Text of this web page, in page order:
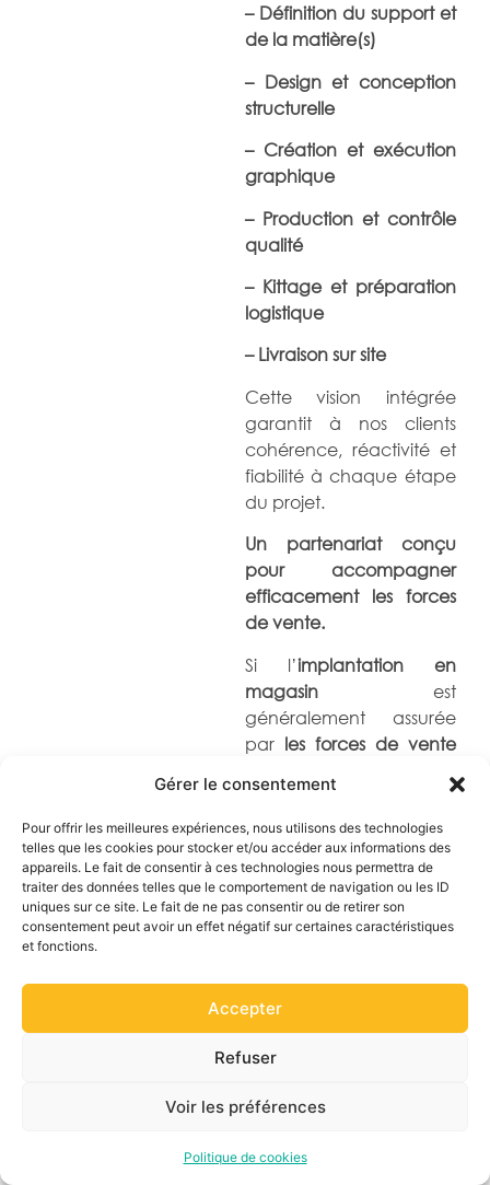
Gérer le consentement
Pour offrir les meilleures expériences, nous utilisons des technologies
telles que les cookies pour stocker et/ou accéder aux informations des
appareils. Le fait de consentir à ces technologies nous permettra de
traiter des données telles que le comportement de navigation ou les ID
uniques sur ce site. Le fait de ne pas consentir ou de retirer son
consentement peut avoir un effet négatif sur certaines caractéristiques
et fonctions.
Accepter
Refuser
Voir les préférences
Politique de cookies
– Définition du support et
de la matière(s)
– Design et conception
structurelle
– Création et exécution
graphique
– Production et contrôle
qualité
– Kittage et préparation
logistique
– Livraison sur site
Cette vision intégrée
garantit à nos clients
cohérence, réactivité et
fiabilité à chaque étape
du projet.
Un partenariat conçu
pour accompagner
efficacement les forces
de vente.
Si l’implantation en
magasin est
généralement assurée
par les forces de vente
nous veillons à ce que
chaque kit soit pensé
pourfaciliter la mise en
place, optimiser la
visibilité et assurer la
conformité au concept
conçu pour
homogène